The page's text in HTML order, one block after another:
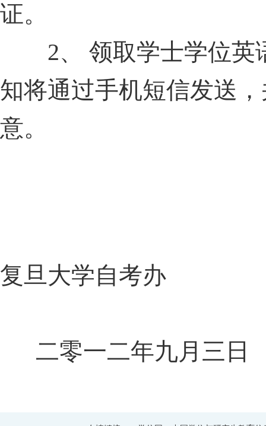
证。
2、 领取学士学位英
知将通过手机短信发送
意。
复旦大学自考办
二零一二年九月三日